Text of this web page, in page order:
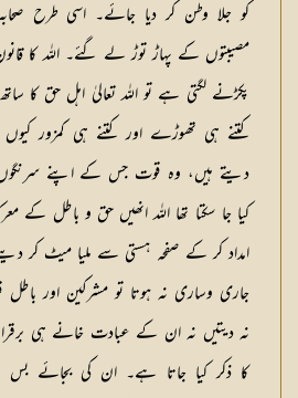
کو جلا وطن کر دیا جائے۔ اسی طرح
مصیبتوں کے پہاڑ توڑ لے گئے۔ اللہ کا
پکڑنے لگتی ہے تو اللہ تعالیٰ اہل حق کا
کتنے ہی تھوڑے اور کتنے ہی کمزور
دیتے ہیں، وہ قوت جس کے اپنے
کیا جا سکتا تھا اللہ انھیں حق و باطل کے
امداد کر کے صفحہ ہستی سے ملیا میٹ کر
جاری وساری نہ ہوتا تو مشرکین اور باطل
نہ دیتیں نہ ان کے عبادت خانے ہی
کا ذکر کیا جاتا ہے۔ ان کی بجائے